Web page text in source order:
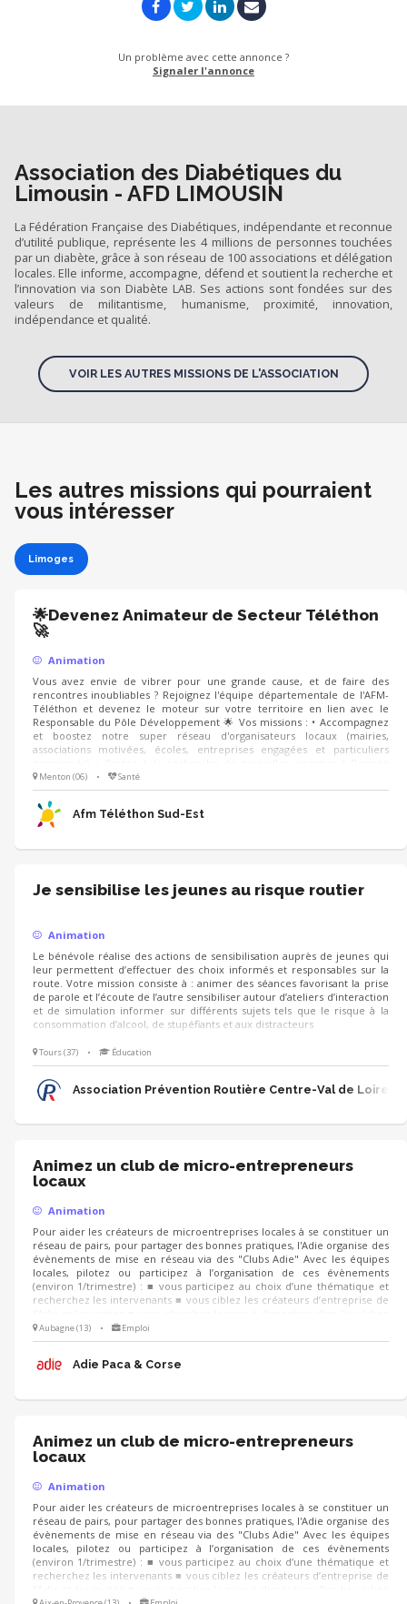
Un problème avec cette annonce ?
Signaler l'annonce
Association des Diabétiques du
Limousin - AFD LIMOUSIN
La Fédération Française des Diabétiques, indépendante et reconnue
d’utilité publique, représente les 4 millions de personnes touchées
par un diabète, grâce à son réseau de 100 associations et délégation
locales. Elle informe, accompagne, défend et soutient la recherche et
l’innovation via son Diabète LAB. Ses actions sont fondées sur des
valeurs de militantisme, humanisme, proximité, innovation,
indépendance et qualité.
VOIR LES AUTRES MISSIONS DE L'ASSOCIATION
Les autres missions qui pourraient
vous intéresser
Limoges
🌟Devenez Animateur de Secteur Téléthon
🚀
Animation
Vous avez envie de vibrer pour une grande cause, et de faire des
rencontres inoubliables ? Rejoignez l'équipe départementale de l'AFM-
Téléthon et devenez le moteur sur votre territoire en lien avec le
Responsable du Pôle Développement 🌟 Vos missions : • Accompagnez
et boostez notre super réseau d'organisateurs locaux (mairies,
associations motivées, écoles, entreprises engagées et particuliers
envie à de futurs partenaires de se lancer dans l'aventure pour faire
grimper la collecte. • Présentez avec votre coeur les combats, les
victoires et l'univers de l'AFM-Téléthon.
Menton (06) • Santé
Afm Téléthon Sud-Est
Je sensibilise les jeunes au risque routier
Animation
Le bénévole réalise des actions de sensibilisation auprès de jeunes qui
leur permettent d’effectuer des choix informés et responsables sur la
route. Votre mission consiste à : animer des séances favorisant la prise
de parole et l’écoute de l’autre sensibiliser autour d’ateliers d’interaction
et de simulation informer sur différents sujets tels que le risque à la
consommation d’alcool, de stupéfiants et aux distracteurs
Tours (37) • Éducation
Association Prévention Routière Centre-Val de Loire
Animez un club de micro-entrepreneurs
locaux
Animation
Pour aider les créateurs de microentreprises locales à se constituer un
réseau de pairs, pour partager des bonnes pratiques, l'Adie organise des
évènements de mise en réseau via des "Clubs Adie" Avec les équipes
locales, pilotez ou participez à l’organisation de ces évènements
(environ 1/trimestre) : ■ vous participez au choix d’une thématique et
recherchez les intervenants ■ vous ciblez les créateurs d’entreprise de
un partenaire, un client...) et préparez la logistique LE JOUR J, vous
pouvez co-animer les échanges, recueillir la satisfaction et les attentes
Aubagne (13) • Emploi
Adie Paca & Corse
Animez un club de micro-entrepreneurs
locaux
Animation
Pour aider les créateurs de microentreprises locales à se constituer un
réseau de pairs, pour partager des bonnes pratiques, l'Adie organise des
évènements de mise en réseau via des "Clubs Adie" Avec les équipes
locales, pilotez ou participez à l’organisation de ces évènements
(environ 1/trimestre) : ■ vous participez au choix d’une thématique et
recherchez les intervenants ■ vous ciblez les créateurs d’entreprise de